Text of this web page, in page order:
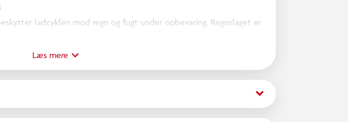
ladcyklen mod regn og fugt under opbevaring. Regnslaget er
Læs mere
keyboard_arrow_down